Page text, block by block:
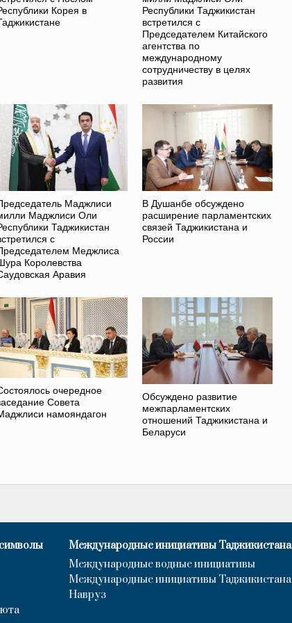
Корея в
Республики Таджикистан
встретился с
Председателем Китайского
агентства по
международному
сотрудничеству в целях
развития
Маджлиси
Маджлиси Оли
Таджикистан
с
Меджлиса
Королевства
Аравия
В Душанбе обсуждено
расширение парламентских
связей Таджикистана и
России
очередное
Совета
намояндагон
Обсуждено развитие
межпарламентских
отношений Таджикистана и
Беларуси
Международные инициативы Таджикистана
Международные водные инициативы
Международные инициативы Таджикистана
Навруз